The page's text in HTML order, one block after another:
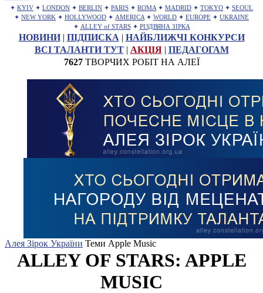
✦ KYIV ✦ LONDON ✦ BERLIN ✦ PARIS ✦ ROMA ✦ MADRID ✦ TOKYO ✦ SEOUL
✦ NEW YORK ✦ HOLLYWOOD ✦ AMERICA ✦ WORLD ✦ EUROPE ✦ UKRAINE
✦ ALLEY of STARS ✦ РІЗДВЯНА ЗІРКА
НОВИНИ| ПІДПИСКА | НАЙБЛИЖЧІ КОНКУРСИ
ВСІ ТАЛАНТИ ТУТ| АКЦІЯ| ПЕДАГОГАМ
7627ТВОРЧИХ РОБІТ НА АЛЕЇ
Алея Зірок України Теми Apple Music
ALLEY OF STARS: APPLE
MUSIC